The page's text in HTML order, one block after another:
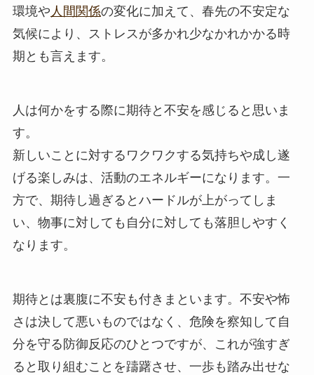
環境や 人間関係の変化に加えて、春先の不安定な
気候により、ストレスが多かれ少なかれかかる時
期とも言えます。
人は何かをする際に期待と不安を感じると思いま
す。
新しいことに対するワクワクする気持ちや成し遂
げる楽しみは、活動のエネルギーになります。一
方で、期待し過ぎるとハードルが上がってしま
い、物事に対しても自分に対しても落胆しやすく
なります。
期待とは裏腹に不安も付きまといます。不安や怖
さは決して悪いものではなく、危険を察知して自
分を守る防御反応のひとつですが、これが強すぎ
ると取り組むことを躊躇させ、一歩も踏み出せな